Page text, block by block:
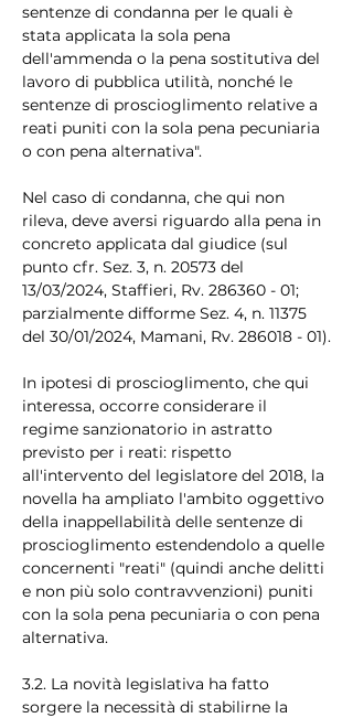
sentenze di condanna per le quali è
stata applicata la sola pena
dell'ammenda o la pena sostitutiva del
lavoro di pubblica utilità, nonché le
sentenze di proscioglimento relative a
reati puniti con la sola pena pecuniaria
o con pena alternativa".
Nel caso di condanna, che qui non
rileva, deve aversi riguardo alla pena in
concreto applicata dal giudice (sul
punto cfr. Sez. 3, n. 20573 del
13/03/2024, Staffieri, Rv. 286360 - 01;
parzialmente difforme Sez. 4, n. 11375
del 30/01/2024, Mamani, Rv. 286018 - 01).
In ipotesi di proscioglimento, che qui
interessa, occorre considerare il
regime sanzionatorio in astratto
previsto per i reati: rispetto
all'intervento del legislatore del 2018, la
novella ha ampliato l'ambito oggettivo
della inappellabilità delle sentenze di
proscioglimento estendendolo a quelle
concernenti "reati" (quindi anche delitti
e non più solo contravvenzioni) puniti
con la sola pena pecuniaria o con pena
alternativa.
3.2. La novità legislativa ha fatto
sorgere la necessità di stabilirne la